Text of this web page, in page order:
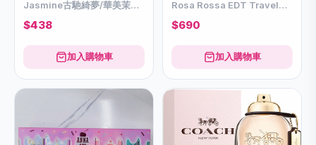
Jasmine古馳綺夢/華美茉莉
EDP 30ml
$438
加入購物車
Rosa Rossa EDT Travel
Set嬌蘭花草水語系列晨霧玫
瑰套裝淡香水 125ml +15ml
$690
加入購物車